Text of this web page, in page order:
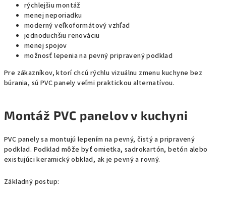
rýchlejšiu montáž
menej neporiadku
moderný veľkoformátový vzhľad
jednoduchšiu renováciu
menej spojov
možnosť lepenia na pevný pripravený podklad
Pre zákazníkov, ktorí chcú rýchlu vizuálnu zmenu kuchyne bez
búrania, sú PVC panely veľmi praktickou alternatívou.
Montáž PVC panelov v kuchyni
PVC panely sa montujú lepením na pevný, čistý a pripravený
podklad. Podklad môže byť omietka, sadrokartón, betón alebo
existujúci keramický obklad, ak je pevný a rovný.
Základný postup: